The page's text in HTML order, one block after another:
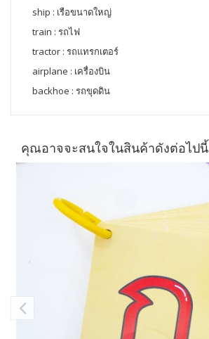
ship : เรือขนาดใหญ่
train : รถไฟ
tractor : รถแทรกเตอร์
airplane : เครื่องบิน
backhoe : รถขุดดิน
คุณอาจจะสนใจในสินค้าดังต่อไปนี้